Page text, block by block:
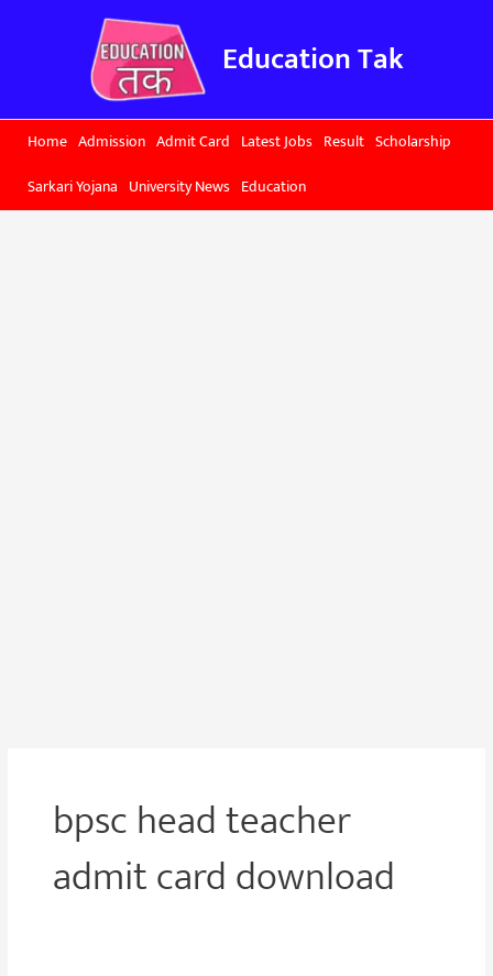
Education Tak
Home Admission Admit Card Latest Jobs Result Scholarship
Sarkari Yojana University News Education
bpsc head teacher
admit card download